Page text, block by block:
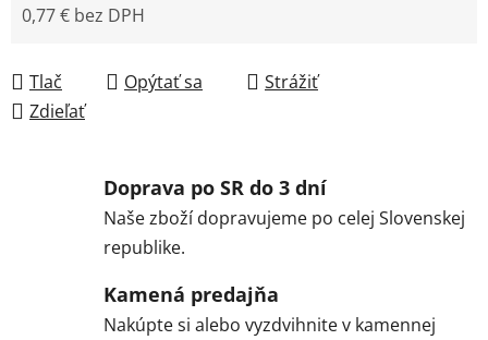
0,77 € bez DPH
Tlač
Opýtať sa
Strážiť
Zdieľať
Doprava po SR do 3 dní
Naše zboží dopravujeme po celej Slovenskej
republike.
Kamená predajňa
Nakúpte si alebo vyzdvihnite v kamennej